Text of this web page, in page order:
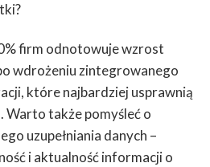
firm odnotowuje wzrost
wdrożeniu zintegrowanego
które najbardziej usprawnią
Warto także pomyśleć o
uzupełniania danych –
i aktualność informacji o